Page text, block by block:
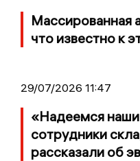
Массированная
что известно к
29/07/2026 11:47
«Надеемся
сотрудники
рассказали об